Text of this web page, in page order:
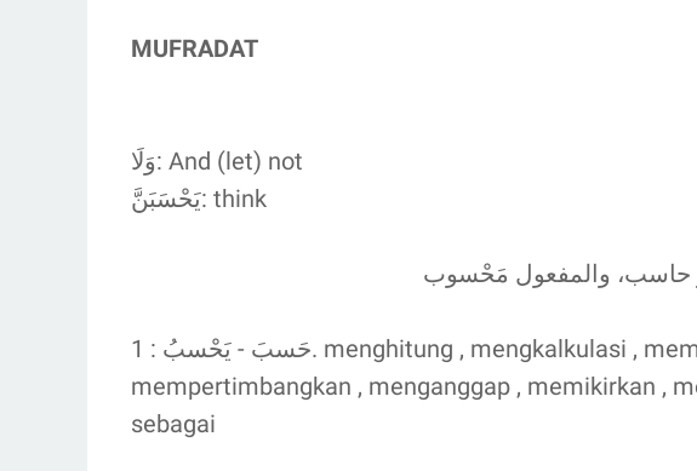
MUFRADAT
وَلَا: And (let) not
يَحْسَبَنَّ: think
والمفعول مَحْسوب
حَسبَ - يَحْسبُ : 1. menghitung , mengkalkulasi , memperhitungkan ; 2.
mempertimbangkan , menganggap , memikirkan ,
sebagai